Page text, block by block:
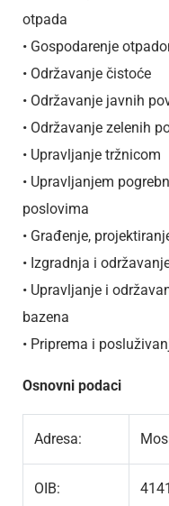
otpada
• Gospodarenje
• Održavanje čistoće
• Održavanje javnih
• Održavanje zelenih
• Upravljanje tržnicom
• Upravljanjem
poslovima
• Građenje,
• Izgradnja i
• Upravljanje i
bazena
• Priprema i
Osnovni podaci
Adresa:
OIB: